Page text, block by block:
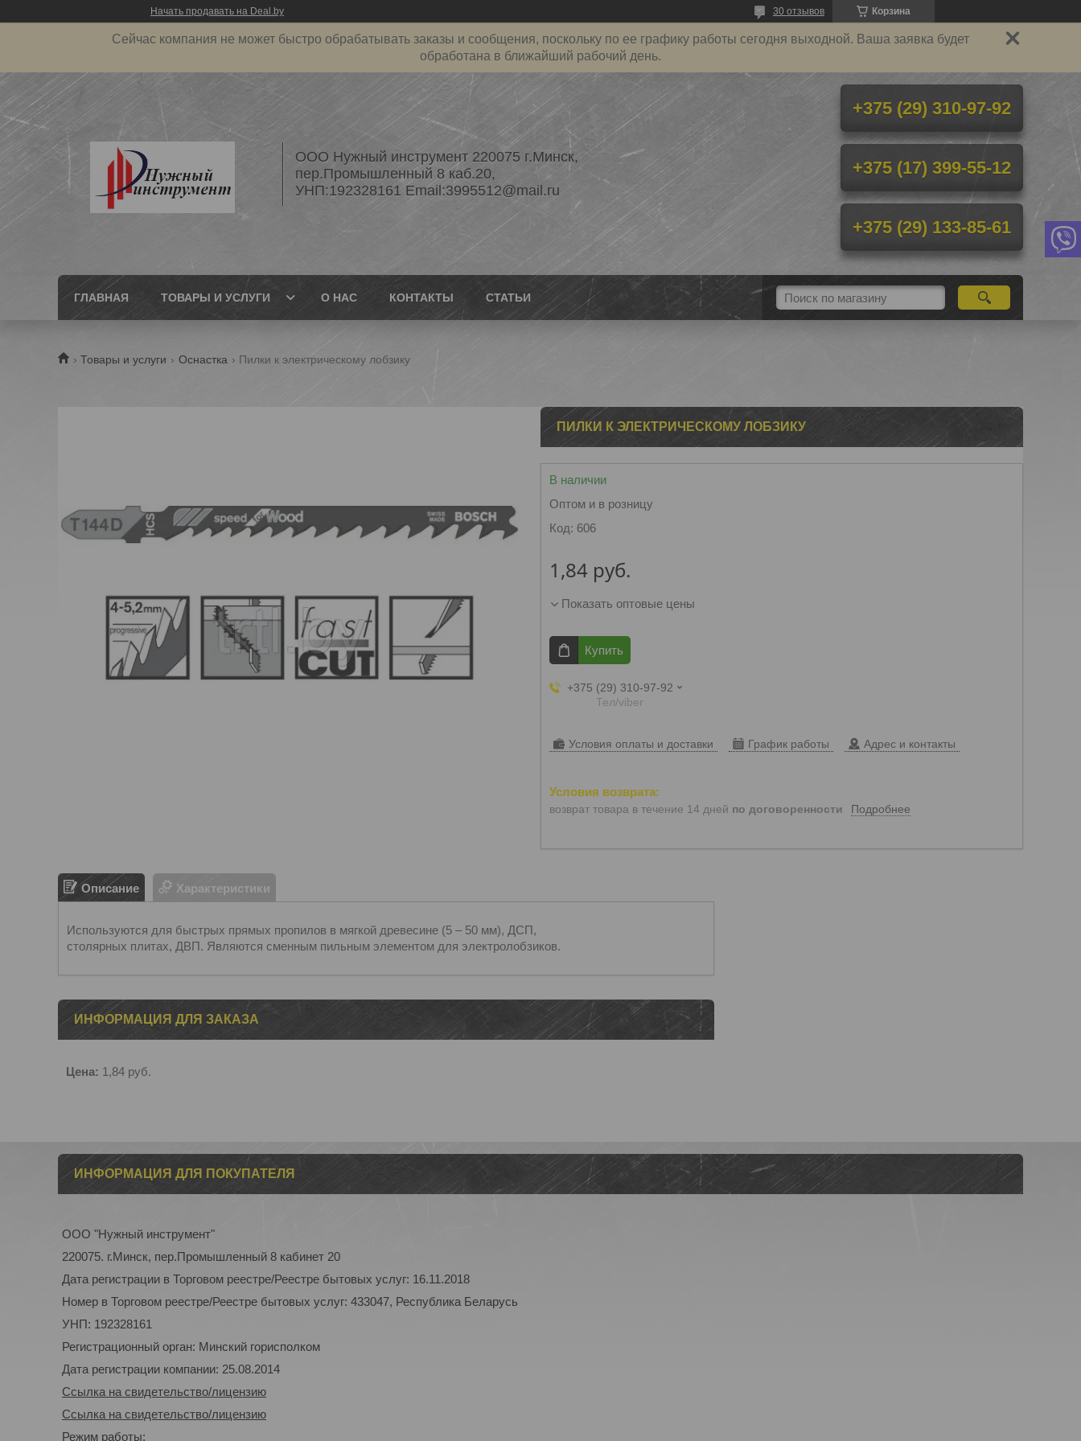
Начать продавать на Deal.by Корзина
30 отзывов
Сейчас компания не может быстро обрабатывать заказы и сообщения, поскольку по ее графику работы сегодня выходной. Ваша заявка будет
обработана в ближайший рабочий день.
ООО Нужный инструмент 220075 г.Минск,
пер.Промышленный 8 каб.20,
УНП:192328161 Email:3995512@mail.ru
+375 (29) 310-97-92
+375 (17) 399-55-12
+375 (29) 133-85-61
ГЛАВНАЯ ТОВАРЫ И УСЛУГИ О НАС КОНТАКТЫ СТАТЬИ
Товары и услуги Оснастка Пилки к электрическому лобзику
ПИЛКИ К ЭЛЕКТРИЧЕСКОМУ ЛОБЗИКУ
В наличии
Оптом и в розницу
Код: 606
1,84 руб.
Показать оптовые цены
Купить
+375 (29) 310-97-92
Тел/viber
Условия оплаты и доставки График работы Адрес и контакты
возврат товара в течение 14 дней по договоренности Подробнее
Описание Характеристики
Используются для быстрых прямых пропилов в мягкой древесине (5 – 50 мм), ДСП,
столярных плитах, ДВП. Являются сменным пильным элементом для электролобзиков.
ИНФОРМАЦИЯ ДЛЯ ЗАКАЗА
Цена: 1,84 руб.
ИНФОРМАЦИЯ ДЛЯ ПОКУПАТЕЛЯ
ООО "Нужный инструмент"
220075. г.Минск, пер.Промышленный 8 кабинет 20
Дата регистрации в Торговом реестре/Реестре бытовых услуг: 16.11.2018
Номер в Торговом реестре/Реестре бытовых услуг: 433047, Республика Беларусь
УНП: 192328161
Регистрационный орган: Минский горисполком
Дата регистрации компании: 25.08.2014
Ссылка на свидетельство/лицензию
Ссылка на свидетельство/лицензию
Режим работы: